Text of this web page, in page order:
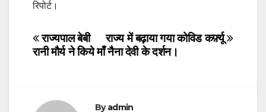
रिपोर्ट।
Post
navigation
राज्य में बढ़ाया गया कोविड कर्फ़्यू
राज्यपाल बेबी
रानी मौर्य ने किये माँ नैना देवी के दर्शन।
Byadmin